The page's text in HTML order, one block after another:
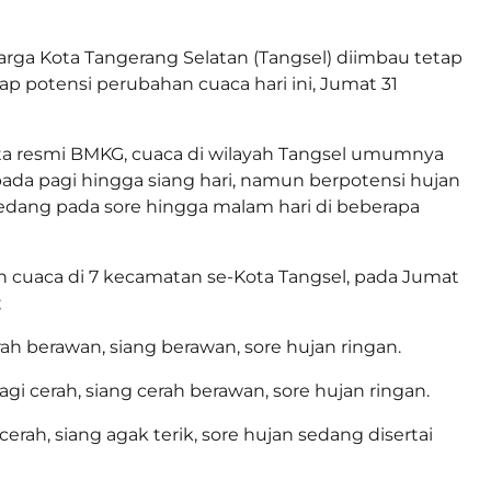
Kota Tangerang Selatan (Tangsel) diimbau tetap
potensi perubahan cuaca hari ini, Jumat 31
resmi BMKG, cuaca di wilayah Tangsel umumnya
pagi hingga siang hari, namun berpotensi hujan
pada sore hingga malam hari di beberapa
cuaca di 7 kecamatan se-Kota Tangsel, pada Jumat
berawan, siang berawan, sore hujan ringan.
cerah, siang cerah berawan, sore hujan ringan.
siang agak terik, sore hujan sedang disertai